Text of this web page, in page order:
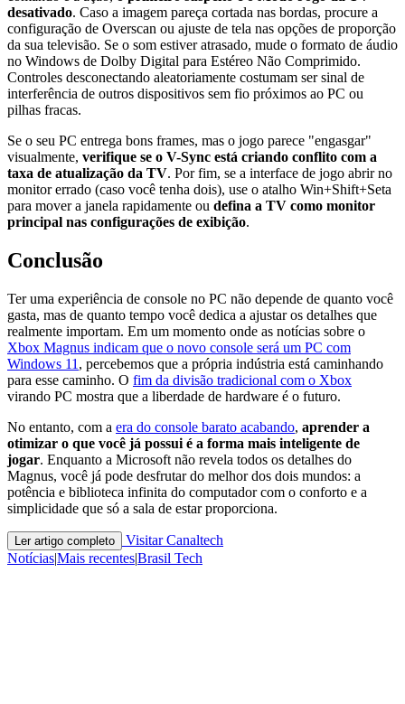
desativado. Caso a imagem pareça cortada nas bordas, procure a
configuração de Overscan ou ajuste de tela nas opções de proporção
da sua televisão. Se o som estiver atrasado, mude o formato de áudio
no Windows de Dolby Digital para Estéreo Não Comprimido.
Controles desconectando aleatoriamente costumam ser sinal de
interferência de outros dispositivos sem fio próximos ao PC ou
pilhas fracas.
Se o seu PC entrega bons frames, mas o jogo parece "engasgar"
visualmente, verifique se o V-Sync está criando conflito com a
taxa de atualização da TV. Por fim, se a interface de jogo abrir no
monitor errado (caso você tenha dois), use o atalho Win+Shift+Seta
para mover a janela rapidamente ou defina a TV como monitor
principal nas configurações de exibição.
Conclusão
Ter uma experiência de console no PC não depende de quanto você
gasta, mas de quanto tempo você dedica a ajustar os detalhes que
realmente importam. Em um momento onde as notícias sobre o
Xbox Magnus indicam que o novo console será um PC com
Windows 11 , percebemos que a própria indústria está caminhando
para esse caminho. O fim da divisão tradicional com o Xbox
virando PC mostra que a liberdade de hardware é o futuro.
No entanto, com a era do console barato acabando, aprender a
otimizar o que você já possui é a forma mais inteligente de
jogar. Enquanto a Microsoft não revela todos os detalhes do
Magnus, você já pode desfrutar do melhor dos dois mundos: a
potência e biblioteca infinita do computador com o conforto e a
simplicidade que só a sala de estar proporciona.
Ler artigo completo
Visitar Canaltech
Notícias|Mais recentes|Brasil Tech